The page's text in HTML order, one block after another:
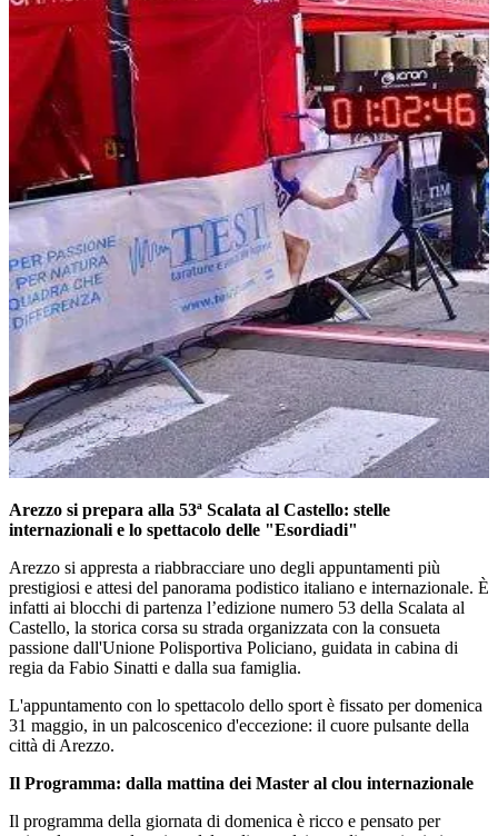
Arezzo si prepara alla 53ª Scalata al Castello: stelle
internazionali e lo spettacolo delle "Esordiadi"
Arezzo si appresta a riabbracciare uno degli appuntamenti più
prestigiosi e attesi del panorama podistico italiano e internazionale. È
infatti ai blocchi di partenza l’edizione numero 53 della Scalata al
Castello, la storica corsa su strada organizzata con la consueta
passione dall'Unione Polisportiva Policiano, guidata in cabina di
regia da Fabio Sinatti e dalla sua famiglia.
L'appuntamento con lo spettacolo dello sport è fissato per domenica
31 maggio, in un palcoscenico d'eccezione: il cuore pulsante della
città di Arezzo.
Il Programma: dalla mattina dei Master al clou internazionale
Il programma della giornata di domenica è ricco e pensato per